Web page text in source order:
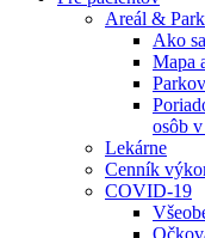
Areál &
Ako
Mapa
osôb
Lekárne
Cenník
COVID-19